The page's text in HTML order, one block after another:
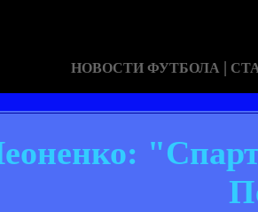
НОВОСТИ ФУТБОЛА |